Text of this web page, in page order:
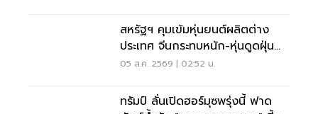
สหรัฐฯ คุมเข้มหุ่นยนต์ผลิตต่าง
ประเทศ จีนกระทบหนัก-หุ่นดูดฝุ่น
โดนด้วย
05 ส.ค. 2569 | 02:52 น.
ทรัมป์ ลั่นเปิดฮอร์มุซพรุ่งนี้ ฟาด